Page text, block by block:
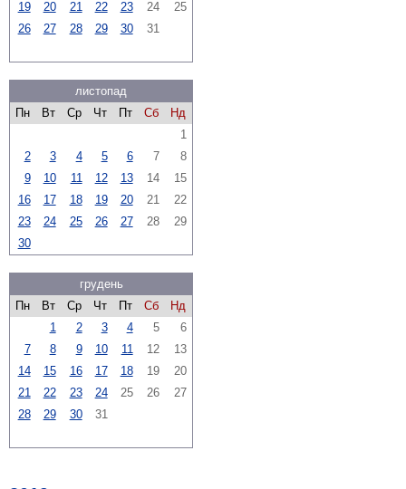
19 20 21 22 23 24
25
26
27 28 29 30 31
листопад
Пн
Вт Ср Чт Пт Сб
Нд
1
2
3 4 5 6 7
8
9
10 11 12 13 14
15
16
17 18 19 20 21
22
23
24 25 26 27 28
29
30
грудень
Пн
Вт Ср Чт Пт Сб
Нд
1
2 3 4 5
6
7
8 9 10 11 12
13
14
15 16 17 18 19
20
21
22 23 24 25 26
27
28
29 30 31